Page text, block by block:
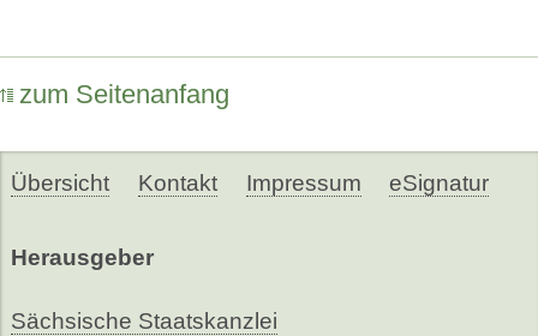
zum Seitenanfang
Übersicht Kontakt Impressum eSignatur
Herausgeber
Sächsische Staatskanzlei